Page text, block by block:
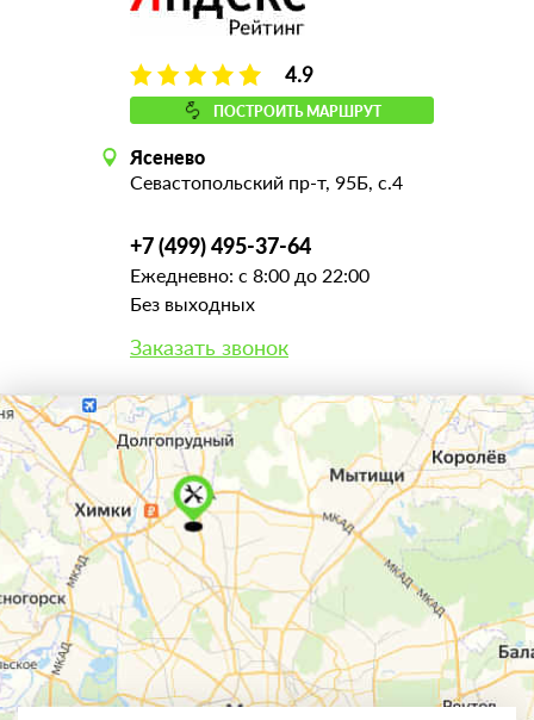
4.9
ПОСТРОИТЬ МАРШРУТ
Ясенево
Севастопольский пр-т, 95Б, с.4
+7 (499) 495-37-64
Ежедневно: с 8:00 до 22:00
Без выходных
Заказать звонок